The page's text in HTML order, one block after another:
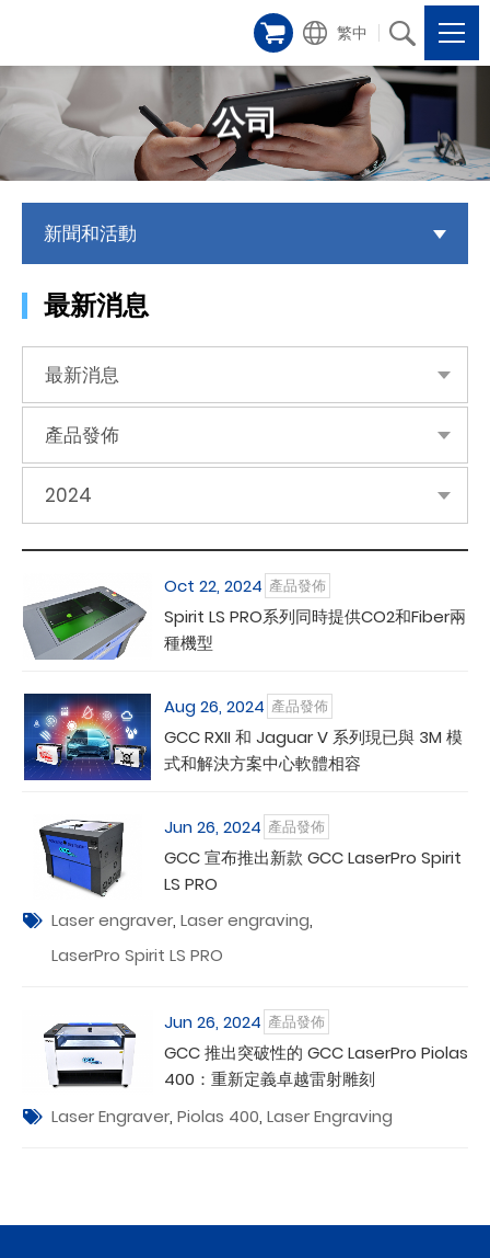
繁中
公司
新聞和活動
最新消息
最新消息
產品發佈
2024
Oct 22, 2024 產品發佈
Spirit LS PRO系列同時提供CO2和Fiber兩
種機型
Aug 26, 2024 產品發佈
GCC RXII 和 Jaguar V 系列現已與 3M 模
式和解決方案中心軟體相容
Jun 26, 2024 產品發佈
GCC 宣布推出新款 GCC LaserPro Spirit
LS PRO
Laser engraver, Laser engraving,
LaserPro Spirit LS PRO
Jun 26, 2024 產品發佈
GCC 推出突破性的 GCC LaserPro Piolas
400：重新定義卓越雷射雕刻
Laser Engraver, Piolas 400, Laser Engraving